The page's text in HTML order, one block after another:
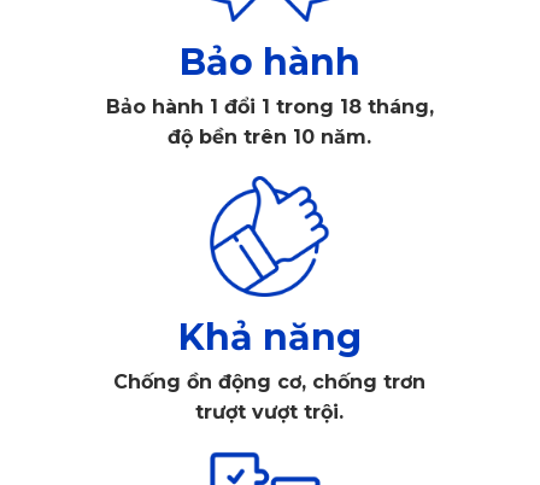
Bảo hành
Bảo hành 1 đổi 1 trong 18 tháng,
độ bền trên 10 năm.
Khả năng
Chống ồn động cơ, chống trơn
trượt vượt trội.